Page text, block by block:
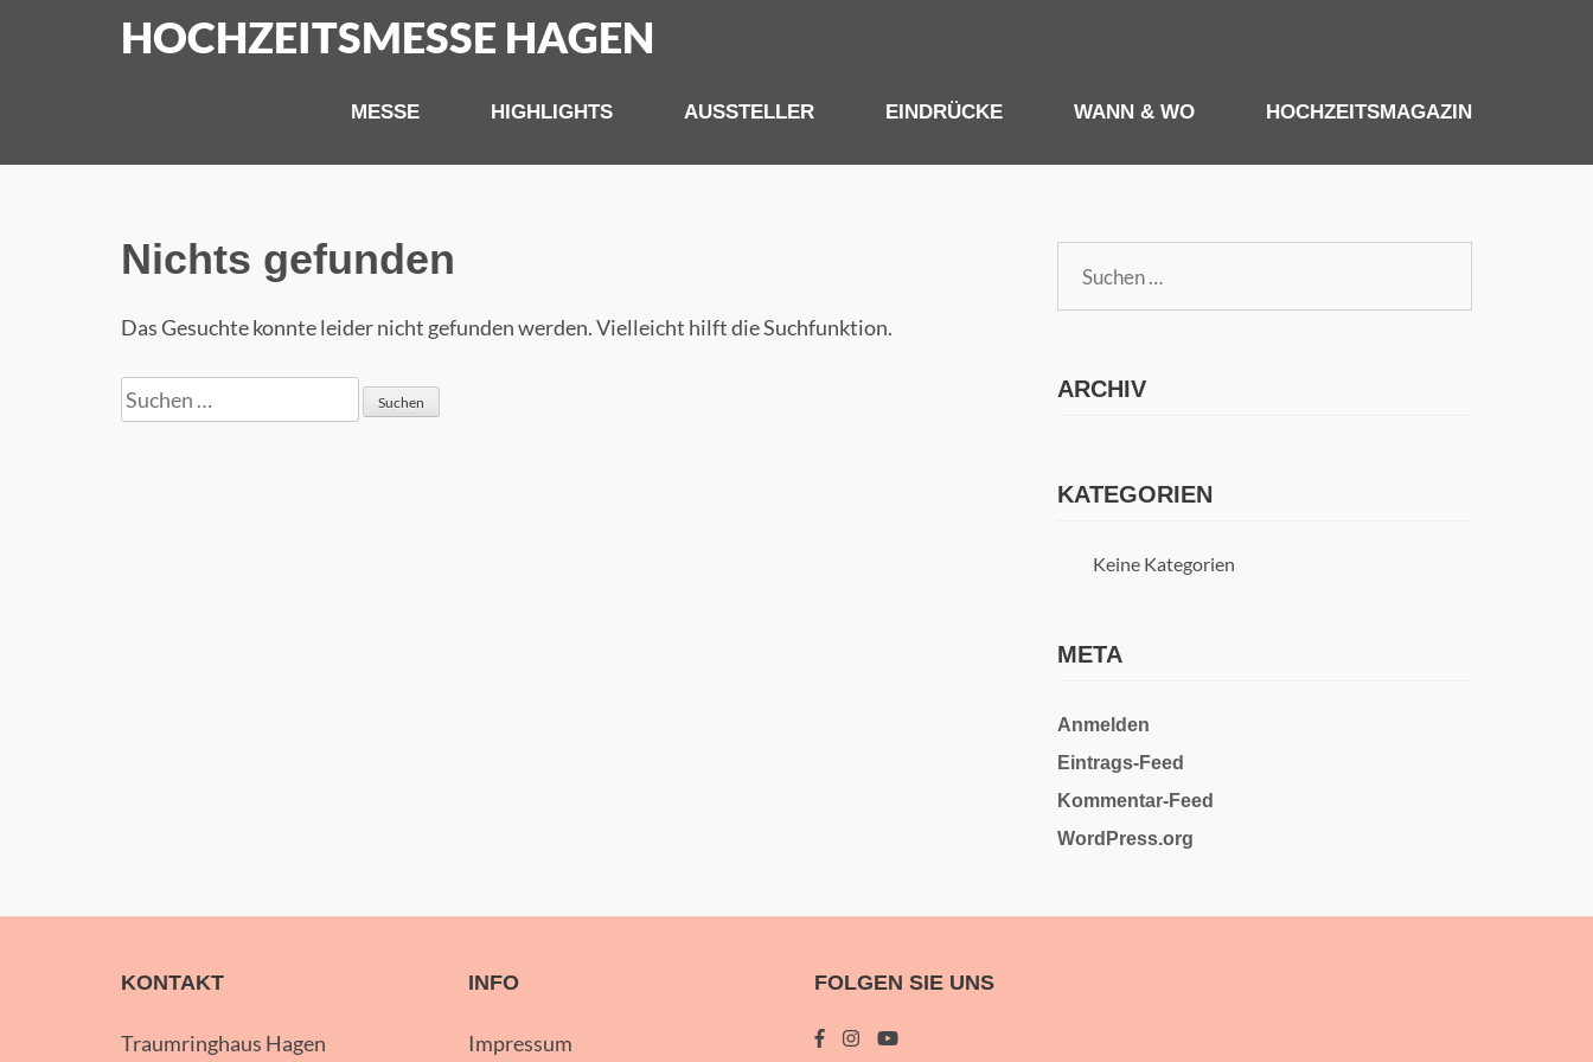
drücken)
HOCHZEITSMESSE HAGEN
MESSE HIGHLIGHTS AUSSTELLER EINDRÜCKE WANN & WO HOCHZEITSMAGAZIN
Nichts gefunden
Das Gesuchte konnte leider nicht gefunden werden. Vielleicht hilft die Suchfunktion.
Suchen
nach:
ARCHIV
KATEGORIEN
Keine Kategorien
META
Anmelden
Eintrags-Feed
Kommentar-Feed
WordPress.org
KONTAKT
Traumringhaus Hagen
INFO
Impressum
FOLGEN SIE UNS